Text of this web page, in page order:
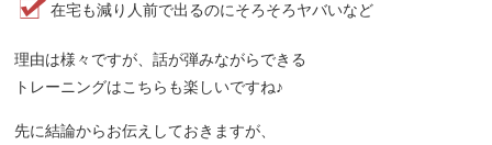
在宅も減り人前で出るのにそろそろヤバいなど
理由は様々ですが、話が弾みながらできる
トレーニングはこちらも楽しいですね♪
先に結論からお伝えしておきますが、